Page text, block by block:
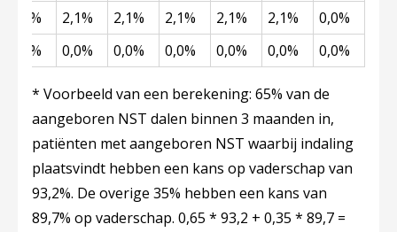
2,1% 2,1% 2,1% 2,1% 2,1% 2,1%
0,0%
0,0%
0,0% 0,0% 0,0% 0,0% 0,0% 0,0%
* Voorbeeld van een berekening: 65% van de
aangeboren NST dalen binnen 3 maanden in,
patiënten met aangeboren NST waarbij indaling
plaatsvindt hebben een kans op vaderschap van
93,2%. De overige 35% hebben een kans van
89,7% op vaderschap. 0,65 * 93,2 + 0,35 * 89,7 =